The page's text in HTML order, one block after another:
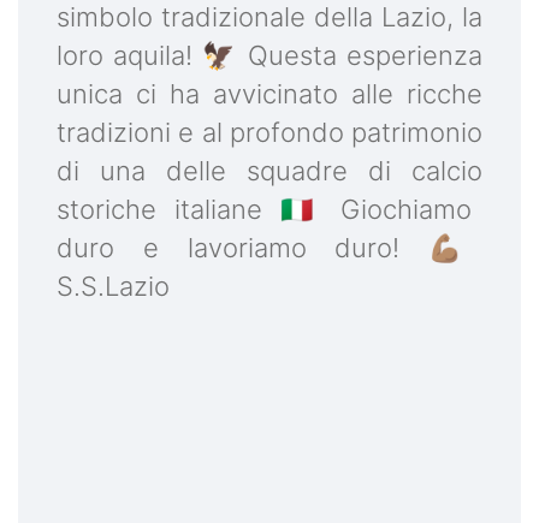
simbolo tradizionale della Lazio, la
loro aquila! 🦅 Questa esperienza
unica ci ha avvicinato alle ricche
tradizioni e al profondo patrimonio
di una delle squadre di calcio
storiche italiane 🇮🇹 Giochiamo
duro e lavoriamo duro! 💪🏽
S.S.Lazio